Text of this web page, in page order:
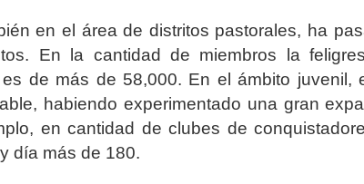
en el área de distritos pastorales, ha
En la cantidad de miembros la
es de más de 58,000. En el ámbito juvenil,
habiendo experimentado una gran
en cantidad de clubes de
día más de 180.